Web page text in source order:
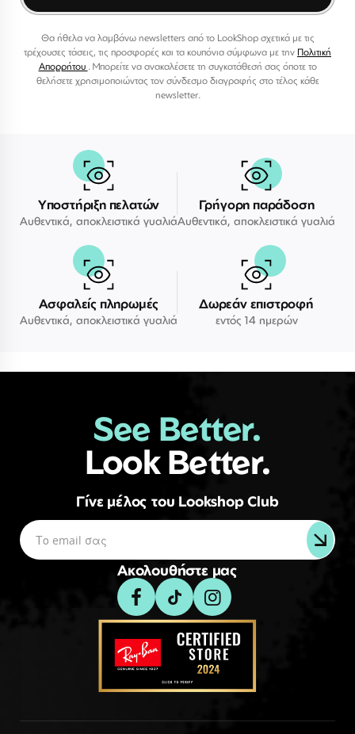
Θα ήθελα να λαμβάνω newsletters από το LookShop σχετικά με τις
τρέχουσες τάσεις, τις προσφορές και τα κουπόνια σύμφωνα με την Πολιτική
Απορρήτου . Μπορείτε να ανακαλέσετε τη συγκατάθεσή σας όποτε το
θελήσετε χρησιμοποιώντας τον σύνδεσμο διαγραφής στο τέλος κάθε
newsletter.
Υποστήριξη πελατών
Αυθεντικά, αποκλειστικά γυαλιά
Γρήγορη παράδοση
Αυθεντικά, αποκλειστικά γυαλιά
Ασφαλείς πληρωμές
Αυθεντικά, αποκλειστικά γυαλιά
Δωρεάν επιστροφή
εντός 14 ημερών
See Better.
Look Better.
Γίνε μέλος του Lookshop Club
Ακολουθήστε μας